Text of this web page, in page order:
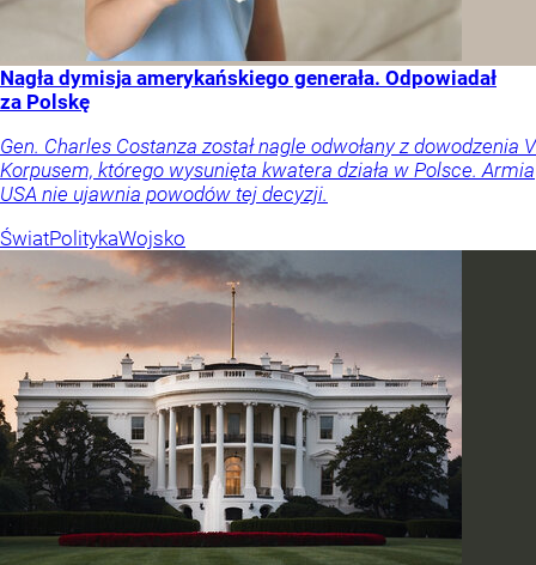
Nagła dymisja amerykańskiego generała. Odpowiadał
za Polskę
Gen. Charles Costanza został nagle odwołany z dowodzenia V
Korpusem, którego wysunięta kwatera działa w Polsce. Armia
USA nie ujawnia powodów tej decyzji.
ŚwiatPolitykaWojsko